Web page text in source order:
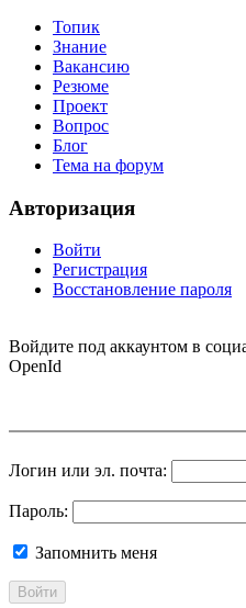
Топик
Знание
Вакансию
Резюме
Проект
Вопрос
Блог
Тема на форум
Авторизация
Войти
Регистрация
Восстановление пароля
Войдите под аккаунтом в
OpenId
Логин или эл. почта:
Пароль:
Запомнить меня
Войти